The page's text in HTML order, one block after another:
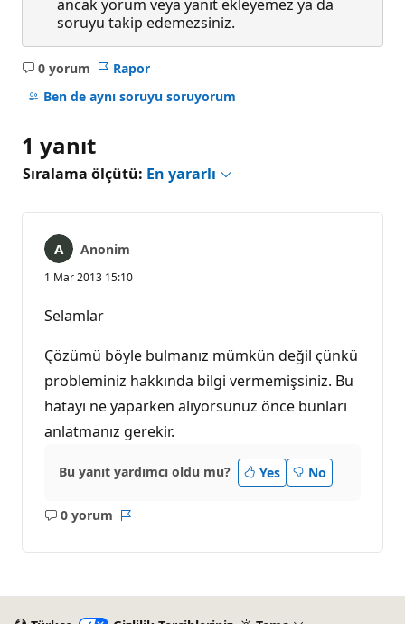
ancak yorum veya yanıt ekleyemez ya da
soruyu takip edemezsiniz.
0 yorum
Açıklama
yok
Rapor
Ben de aynı soruyu soruyorum
1 yanıt
Sıralama ölçütü: En yararlı
Anonim
1 Mar 2013 15:10
Selamlar
Çözümü böyle bulmanız mümkün değil çünkü
probleminiz hakkında bilgi vermemişsiniz. Bu
hatayı ne yaparken alıyorsunuz önce bunları
anlatmanız gerekir.
Bu yanıt yardımcı oldu mu? Yes No
0 yorum
Açıklama